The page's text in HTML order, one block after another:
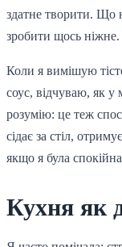
здатне творити. Що
зробити щось
Коли я вимішую
соус, відчуваю, як у
розумію: це теж
сідає за стіл,
якщо я була
Кухня як